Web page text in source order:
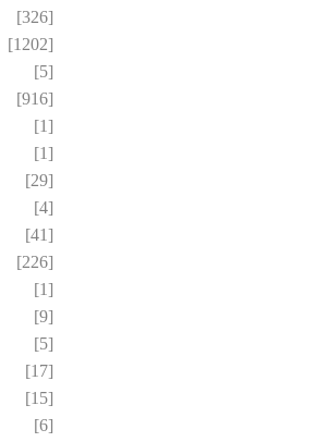
[326]
[1202]
[5]
[916]
[1]
[1]
[29]
[4]
[41]
[226]
[1]
[9]
[5]
[17]
[15]
[6]